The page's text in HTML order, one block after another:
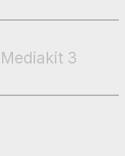
Mediakit 3